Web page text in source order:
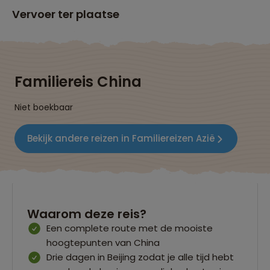
Vervoer ter plaatse
Familiereis China
Niet boekbaar
Bekijk andere reizen in Familiereizen Azië
Waarom deze reis?
Een complete route met de mooiste
hoogtepunten van China
Drie dagen in Beijing zodat je alle tijd hebt